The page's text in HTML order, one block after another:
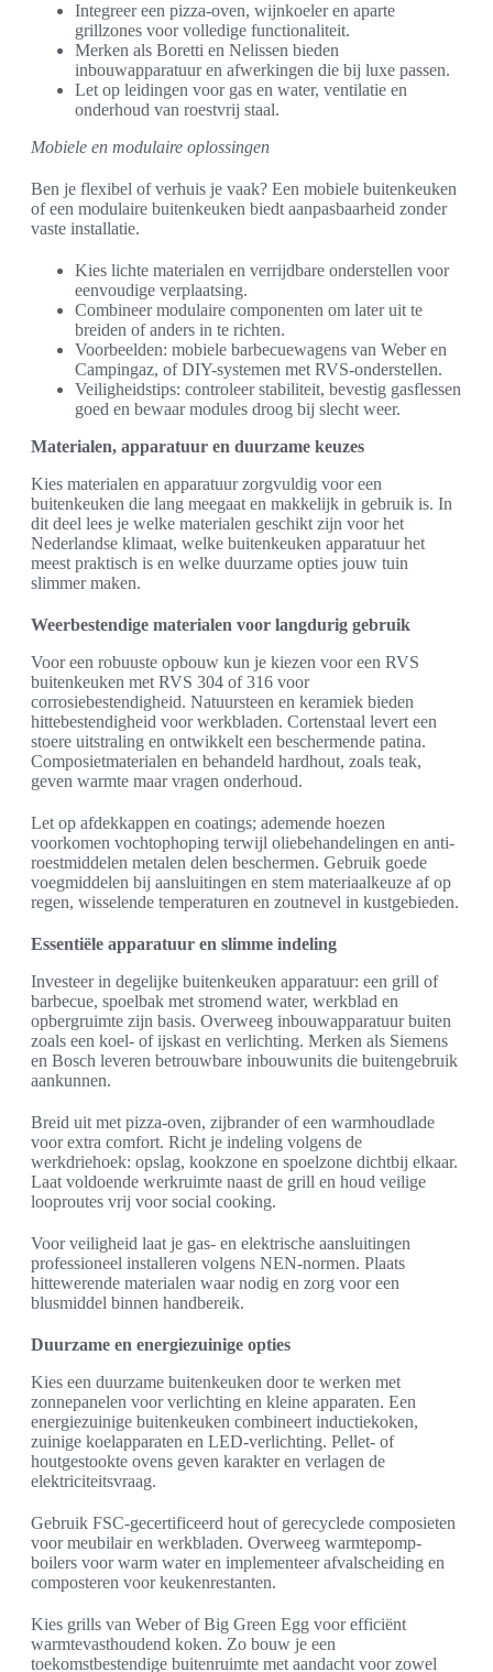
Integreer een pizza-oven, wijnkoeler en aparte
grillzones voor volledige functionaliteit.
Merken als Boretti en Nelissen bieden
inbouwapparatuur en afwerkingen die bij luxe passen.
Let op leidingen voor gas en water, ventilatie en
onderhoud van roestvrij staal.
Mobiele en modulaire oplossingen
Ben je flexibel of verhuis je vaak? Een mobiele buitenkeuken
of een modulaire buitenkeuken biedt aanpasbaarheid zonder
vaste installatie.
Kies lichte materialen en verrijdbare onderstellen voor
eenvoudige verplaatsing.
Combineer modulaire componenten om later uit te
breiden of anders in te richten.
Voorbeelden: mobiele barbecuewagens van Weber en
Campingaz, of DIY-systemen met RVS-onderstellen.
Veiligheidstips: controleer stabiliteit, bevestig gasflessen
goed en bewaar modules droog bij slecht weer.
Materialen, apparatuur en duurzame keuzes
Kies materialen en apparatuur zorgvuldig voor een
buitenkeuken die lang meegaat en makkelijk in gebruik is. In
dit deel lees je welke materialen geschikt zijn voor het
Nederlandse klimaat, welke buitenkeuken apparatuur het
meest praktisch is en welke duurzame opties jouw tuin
slimmer maken.
Weerbestendige materialen voor langdurig gebruik
Voor een robuuste opbouw kun je kiezen voor een RVS
buitenkeuken met RVS 304 of 316 voor
corrosiebestendigheid. Natuursteen en keramiek bieden
hittebestendigheid voor werkbladen. Cortenstaal levert een
stoere uitstraling en ontwikkelt een beschermende patina.
Composietmaterialen en behandeld hardhout, zoals teak,
geven warmte maar vragen onderhoud.
Let op afdekkappen en coatings; ademende hoezen
voorkomen vochtophoping terwijl oliebehandelingen en anti-
roestmiddelen metalen delen beschermen. Gebruik goede
voegmiddelen bij aansluitingen en stem materiaalkeuze af op
regen, wisselende temperaturen en zoutnevel in kustgebieden.
Essentiële apparatuur en slimme indeling
Investeer in degelijke buitenkeuken apparatuur: een grill of
barbecue, spoelbak met stromend water, werkblad en
opbergruimte zijn basis. Overweeg inbouwapparatuur buiten
zoals een koel- of ijskast en verlichting. Merken als Siemens
en Bosch leveren betrouwbare inbouwunits die buitengebruik
aankunnen.
Breid uit met pizza-oven, zijbrander of een warmhoudlade
voor extra comfort. Richt je indeling volgens de
werkdriehoek: opslag, kookzone en spoelzone dichtbij elkaar.
Laat voldoende werkruimte naast de grill en houd veilige
looproutes vrij voor social cooking.
Voor veiligheid laat je gas- en elektrische aansluitingen
professioneel installeren volgens NEN-normen. Plaats
hittewerende materialen waar nodig en zorg voor een
blusmiddel binnen handbereik.
Duurzame en energiezuinige opties
Kies een duurzame buitenkeuken door te werken met
zonnepanelen voor verlichting en kleine apparaten. Een
energiezuinige buitenkeuken combineert inductiekoken,
zuinige koelapparaten en LED-verlichting. Pellet- of
houtgestookte ovens geven karakter en verlagen de
elektriciteitsvraag.
Gebruik FSC-gecertificeerd hout of gerecyclede composieten
voor meubilair en werkbladen. Overweeg warmtepomp-
boilers voor warm water en implementeer afvalscheiding en
composteren voor keukenrestanten.
Kies grills van Weber of Big Green Egg voor efficiënt
warmtevasthoudend koken. Zo bouw je een
toekomstbestendige buitenruimte met aandacht voor zowel